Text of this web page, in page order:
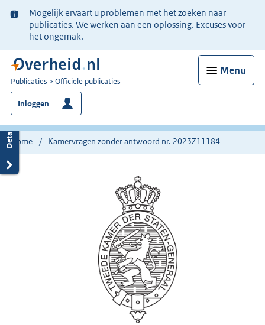
Ter
informatie:
Mogelijk ervaart u problemen met het zoeken naar
publicaties. We werken aan een oplossing. Excuses voor
het ongemak.
Menu
U
bent
nu
hier:
Publicaties Officiële publicaties
Inloggen
Home Kamervragen zonder antwoord nr. 2023Z11184